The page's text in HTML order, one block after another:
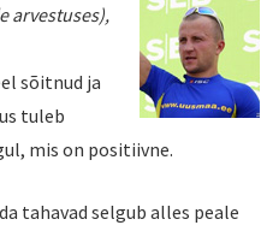
arvestuses),
sõitnud ja
tuleb
mis on positiivne.
tahavad selgub alles peale